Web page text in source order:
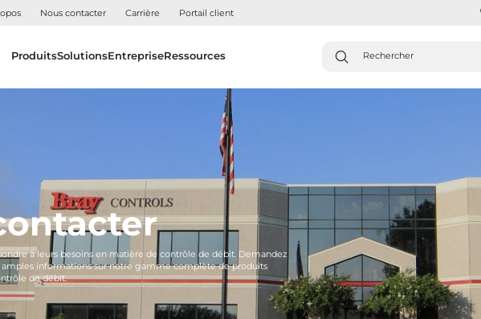
Nous contacter Carrière Portail client
ProduitsSolutionsEntrepriseRessources
à leurs besoins en matière de contrôle de débit. Demandez
amples informations sur notre gamme complète de produits
de débit.